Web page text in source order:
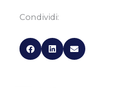
Condividi: